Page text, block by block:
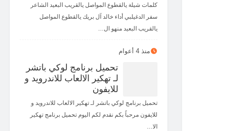
كلمات شيلة يالقطوع المواصل يالقريب البعيد الشاعر
سفر الدغيلبي أداء خالد آل بريك يالقطوع المواصل
يالقريب البعيد منهو ال…
منذ 4 أعوام
تحميل برنامج لوكي باتشر
لـ تهكير الالعاب للاندرويد و
للايفون
تحميل برنامج لوكي باتشر لـ تهكير الالعاب للاندرويد و
للايفون مرحباً بكم نقدم لكم اليوم تحميل برنامج تهكير
الا…